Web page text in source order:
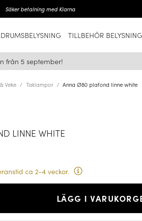
Säker betalning med Klarna
TILLBEHÖR BELYSNING
från 5 september!
Veke Taklampor Anna Ø80 plafond linne white
LINNE WHITE
ca 2-4 veckor.
LÄGG I